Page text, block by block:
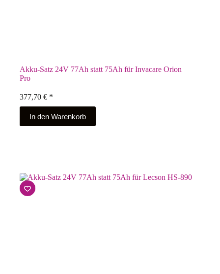
Akku-Satz 24V 77Ah statt 75Ah für Invacare Orion
Pro
377,70 € *
In den Warenkorb